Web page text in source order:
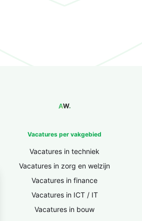
Vacatures per vakgebied
Vacatures in techniek
Vacatures in zorg en welzijn
Vacatures in finance
Vacatures in ICT / IT
Vacatures in bouw